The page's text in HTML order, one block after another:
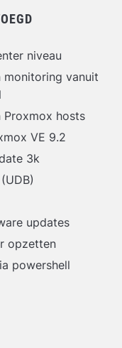
niveau
monitoring vanuit
Proxmox hosts
VE 9.2
3k
updates
opzetten
powershell